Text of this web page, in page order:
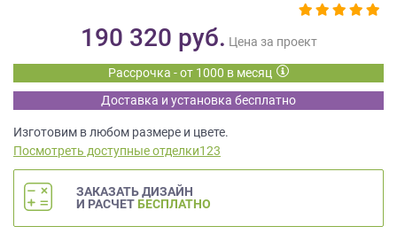
190 320 руб. Цена за проект
Рассрочка - от 1000 в месяц
Доставка и установка бесплатно
Изготовим в любом размере и цвете.
Посмотреть доступные отделки123
ЗАКАЗАТЬ ДИЗАЙН
И РАСЧЕТ БЕСПЛАТНО